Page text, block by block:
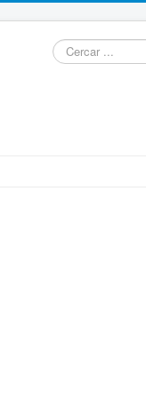
Cercar
...